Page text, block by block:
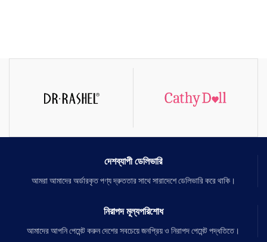
দেশব্যাপী ডেলিভারি
আমরা আমাদের অর্ডারকৃত পণ্য দ্রুততার সাথে সারাদেশে ডেলিভারি করে থাকি।
নিরাপদ মূল্যপরিশোধ
আমাদের আপনি পেমেন্ট করুন দেশের সবচেয়ে জনপ্রিয় ও নিরাপদ পেমেন্ট পদ্ধতিতে।